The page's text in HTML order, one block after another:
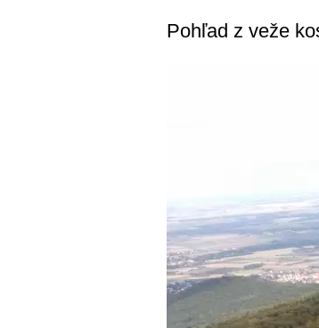
Pohľad z veže